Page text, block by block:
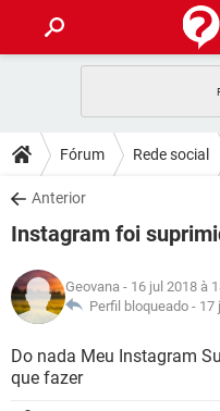
CELULAR
OUTLOOK
INSTAGRAM
GUIA DE COMPRAS
DICAS
JOGOS
INSTAGRAM
GUIA DE COMPRAS
DOWNLOADS
JOGOS
CELULAR
OUTLOOK
INSTAGRAM
GUIA DE COMPRAS
FÓRUM
JOGOS
CELULAR
OUTLOOK
GLOSSÁRIO
CELULAR
Fórum Rede social
Anterior
Instagram foi
Geovana - 16 jul 2018 à
Perfil bloqueado - 17
Do nada Meu Instagram
que fazer